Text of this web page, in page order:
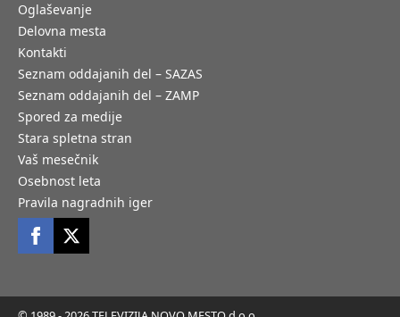
Oglaševanje
Delovna mesta
Kontakti
Seznam oddajanih del – SAZAS
Seznam oddajanih del – ZAMP
Spored za medije
Stara spletna stran
Vaš mesečnik
Osebnost leta
Pravila nagradnih iger